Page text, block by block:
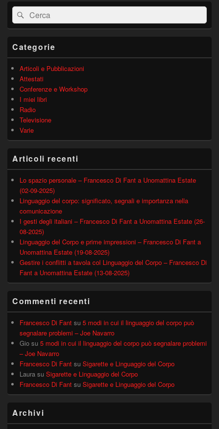
Area
widget
barra
Cerca:Cerca
Categorie
Articoli e Pubblicazioni
Attestati
Conferenze e Workshop
I miei libri
Radio
Televisione
Varie
Articoli recenti
Lo spazio personale – Francesco Di Fant a Unomattina Estate
(02-09-2025)
Linguaggio del corpo: significato, segnali e importanza nella
comunicazione
I gesti degli italiani – Francesco Di Fant a Unomattina Estate (26-
08-2025)
Linguaggio del Corpo e prime impressioni – Francesco Di Fant a
Unomattina Estate (19-08-2025)
Gestire i conflitti a tavola col Linguaggio del Corpo – Francesco Di
Fant a Unomattina Estate (13-08-2025)
Commenti recenti
Francesco Di Fant su 5 modi in cui il linguaggio del corpo può
segnalare problemi – Joe Navarro
Gio su 5 modi in cui il linguaggio del corpo può segnalare problemi
– Joe Navarro
Francesco Di Fant su Sigarette e Linguaggio del Corpo
Laura su Sigarette e Linguaggio del Corpo
Francesco Di Fant su Sigarette e Linguaggio del Corpo
Archivi